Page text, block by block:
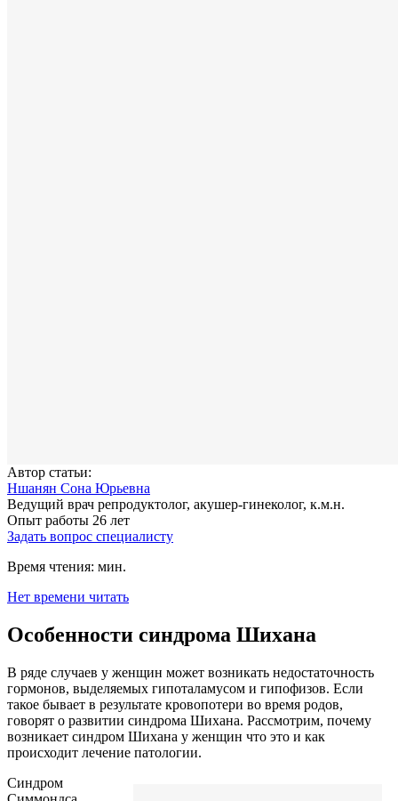
Автор статьи:
Ншанян Сона Юрьевна
Ведущий врач репродуктолог, акушер-гинеколог, к.м.н.
Опыт работы 26 лет
Задать вопрос специалисту
Время чтения: мин.
Нет времени читать
Особенности синдрома Шихана
В ряде случаев у женщин может возникать недостаточность
гормонов, выделяемых гипоталамусом и гипофизов. Если
такое бывает в результате кровопотери во время родов,
говорят о развитии синдрома Шихана. Рассмотрим, почему
возникает синдром Шихана у женщин что это и как
происходит лечение патологии.
Синдром